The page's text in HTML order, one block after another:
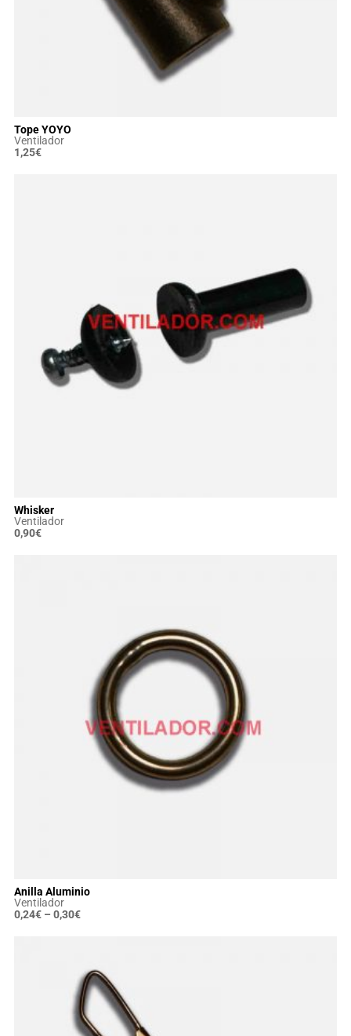
Tope YOYO
Ventilador
1,25€
Whisker
Ventilador
0,90€
Anilla Aluminio
Ventilador
0,24€– 0,30€